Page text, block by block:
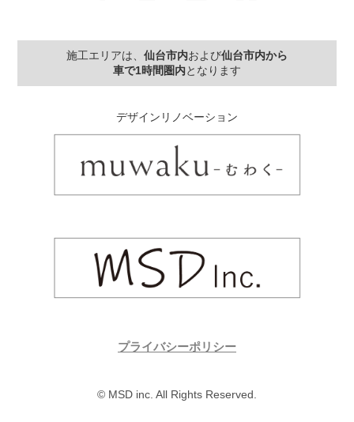
施工エリアは、 仙台市内および仙台市内から
車で1時間圏内となります
デザインリノベーション
プライバシーポリシー
© MSD inc. All Rights Reserved.